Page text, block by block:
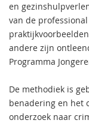
en
van de
andere zijn
Programma
De methodiek is
benadering en het
onderzoek naar